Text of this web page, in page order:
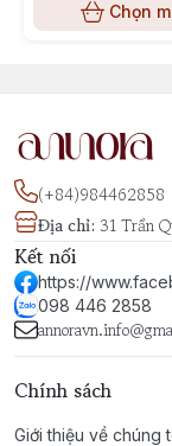
Chọn
(+84)984462858
Địa chỉ: 31 Trần
Kết nối
https://
098 446 2858
Chính sách
Giới thiệu về chúng